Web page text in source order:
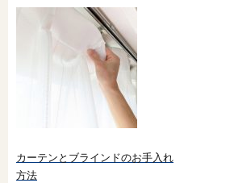
カーテンとブラインドのお手入れ
方法